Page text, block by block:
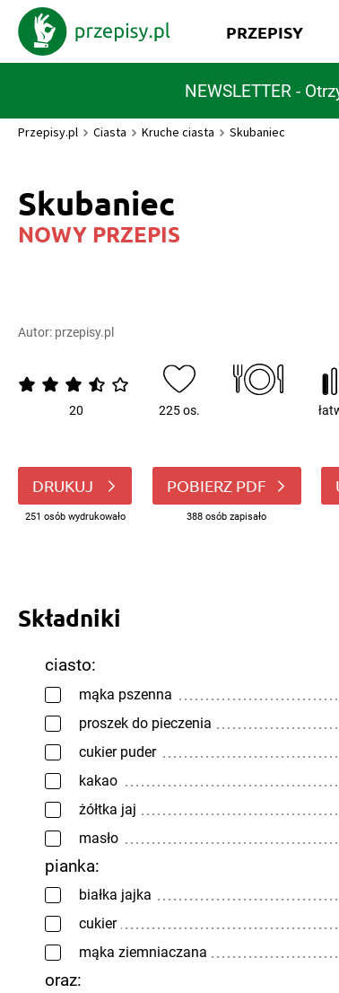
NEWSLETTER -
PRZEPISY
Przepisy.pl Ciasta Kruche ciasta Skubaniec
Skubaniec
NOWY PRZEPIS
Autor: przepisy.pl
20 225 os.
DRUKUJ
251 osób wydrukowało
POBIERZ PDF
388 osób zapisało
Składniki
ciasto:
mąka pszenna
proszek do pieczenia
cukier puder
kakao
żółtka jaj
masło
pianka:
białka jajka
cukier
mąka ziemniaczana
oraz: